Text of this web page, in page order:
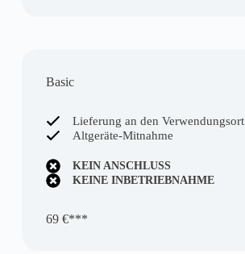
Basic
Lieferung an den Verwendungsort
Altgeräte-Mitnahme
KEIN ANSCHLUSS
KEINE INBETRIEBNAHME
69 €***